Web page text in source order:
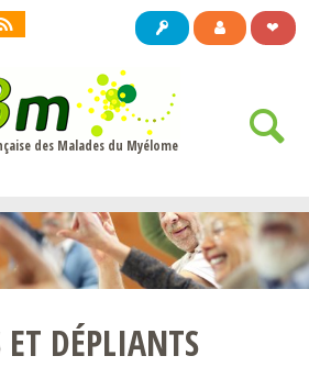
❤
des Malades du Myélome
ET DÉPLIANTS